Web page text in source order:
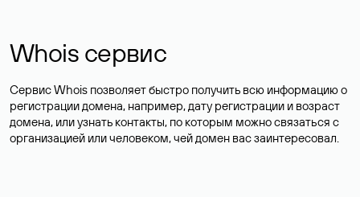
Whois сервис
Сервис Whois позволяет быстро получить всю информацию о
регистрации домена, например, дату регистрации и возраст
домена, или узнать контакты, по которым можно связаться с
организацией или человеком, чей домен вас заинтересовал.